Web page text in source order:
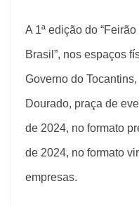
A 1ª edição do
Brasil”, nos espaços
Governo do
Dourado, praça de
de 2024, no formato
de 2024, no formato
empresas.